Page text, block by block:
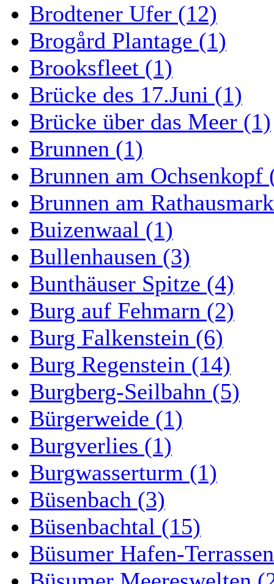
Brodtener Ufer (12)
Brogård Plantage (1)
Brooksfleet (1)
Brücke des 17.Juni (1)
Brücke über das Meer (1)
Brunnen (1)
Brunnen am Ochsenkopf
Brunnen am
Buizenwaal (1)
Bullenhausen (3)
Bunthäuser Spitze (4)
Burg auf Fehmarn (2)
Burg Falkenstein (6)
Burg Regenstein (14)
Burgberg-Seilbahn (5)
Bürgerweide (1)
Burgverlies (1)
Burgwasserturm (1)
Büsenbach (3)
Büsenbachtal (15)
Büsumer Hafen-